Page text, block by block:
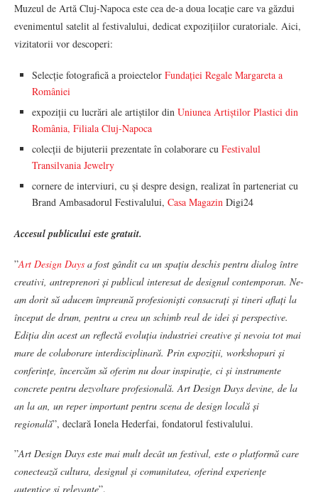
Muzeul de Artă Cluj-Napoca este cea de-a doua locație care va găzdui
evenimentul satelit al festivalului, dedicat expozițiilor curatoriale. Aici,
vizitatorii vor descoperi:
Selecție fotografică a proiectelor Fundației Regale Margareta a
României
expoziții cu lucrări ale artiștilor din Uniunea Artiștilor Plastici din
România, Filiala Cluj-Napoca
colecții de bijuterii prezentate în colaborare cu Festivalul
Transilvania Jewelry
cornere de interviuri, cu și despre design, realizat în parteneriat cu
Brand Ambasadorul Festivalului, Casa Magazin Digi24
Accesul publicului este gratuit.
”Art Design Days a fost gândit ca un spațiu deschis pentru dialog între
creativi, antreprenori și publicul interesat de designul contemporan. Ne-
am dorit să aducem împreună profesioniști consacrați și tineri aflați la
început de drum, pentru a crea un schimb real de idei și perspective.
Ediția din acest an reflectă evoluția industriei creative și nevoia tot mai
mare de colaborare interdisciplinară. Prin expoziții, workshopuri și
conferințe, încercăm să oferim nu doar inspirație, ci și instrumente
concrete pentru dezvoltare profesională. Art Design Days devine, de la
an la an, un reper important pentru scena de design locală și
regională”, declară Ionela Hederfai, fondatorul festivalului.
”Art Design Days este mai mult decât un festival, este o platformă care
conectează cultura, designul și comunitatea, oferind experiențe
autentice și relevante”.